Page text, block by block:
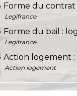
Forme du
Legifrance
Forme du bail :
Legifrance
Action logement
Action logement